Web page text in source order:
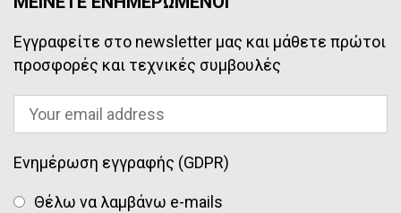
Εγγραφείτε στο newsletter μας και μάθετε πρώτοι
προσφορές και τεχνικές συμβουλές
Ενημέρωση εγγραφής (GDPR)
Θέλω να λαμβάνω e-mails